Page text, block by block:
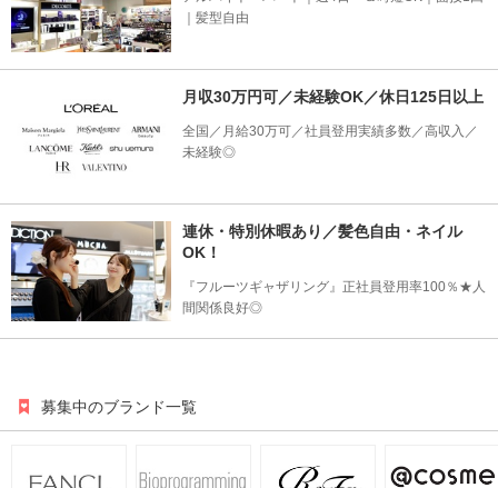
｜髪型自由
月収30万円可／未経験OK／休日125日以上
全国／月給30万可／社員登用実績多数／高収入／
未経験◎
連休・特別休暇あり／髪色自由・ネイル
OK！
『フルーツギャザリング』正社員登用率100％★人
間関係良好◎
募集中のブランド一覧